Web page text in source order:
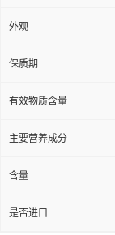
外观
保质期
有效物质含量
主要营养成分
含量
是否进口